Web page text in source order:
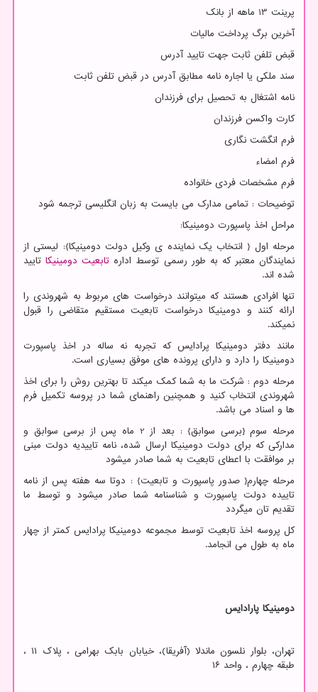
پرینت 13 ماهه از بانک
آخرین برگ پرداخت مالیات
قبض تلفن ثابت جهت تایید آدرس
سند ملکی یا اجاره نامه مطابق آدرس در قبض تلفن ثابت
نامه اشتغال به تحصیل برای فرزندان
کارت واکسن فرزندان
فرم انگشت نگاری
فرم امضاء
فرم مشخصات فردی خانواده
توضیحات : تمامی مدارک می بایست به زبان انگلیسی ترجمه شود
مراحل اخذ پاسپورت دومینیکا:
مرحله اول { انتخاب یک نماینده ی وکیل دولت دومینیکا}: لیستی از
نمایندگان معتبر که به طور رسمی توسط اداره تابعیت دومینیکاتایید
شده اند.
تنها افرادی هستند که میتوانند درخواست های مربوط به شهروندی را
ارائه کنند و دومینیکا درخواست تابعیت مستقیم متقاضی را قبول
نمیکند.
مانند دفتر دومینیکا پرادایس که تجربه نه ساله در اخذ پاسپورت
دومینیکا را دارد و دارای پرونده های موفق بسیاری است.
مرحله دوم : شرکت ما به شما کمک میکند تا بهترین روش را برای اخذ
شهروندی انتخاب کنید و همچنین راهنمای شما در پروسه تکمیل فرم
ها و اسناد می باشد.
مرحله سوم {برسی سوابق} : بعد از 2 ماه پس از برسی سوابق و
مدارکی که برای دولت دومینیکا ارسال شده، نامه تاییدیه دولت مبنی
بر موافقت با اعطای تابعیت به شما صادر میشود
مرحله چهارم{ صدور پاسپورت و تابعیت} : دوتا سه هفته پس از نامه
تاییده دولت پاسپورت و شناسنامه شما صادر میشود و توسط ما
تقدیم تان میگردد
کل پروسه اخذ تابعیت توسط مجموعه دومینیکا پرادایس کمتر از چهار
ماه به طول می انجامد.
دومینیکا پارادایس
تهران، بلوار نلسون ماندلا (آفریقا)، خیابان بابک بهرامی ، پلاک ۱۱ ،
طبقه چهارم ، واحد ۱۶